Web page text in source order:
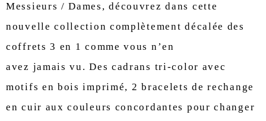
Messieurs / Dames, découvrez dans cette
nouvelle collection complètement décalée des
coffrets 3 en 1 comme vous n’en
avez jamais vu. Des cadrans tri-color avec
motifs en bois imprimé, 2 bracelets de rechange
en cuir aux couleurs concordantes pour changer